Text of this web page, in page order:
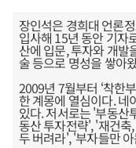
장인석은 경희대 언론
입사해 15년 동안 기자
산에 입문, 투자와 개발
술 등으로 명성을 쌓아
2009년 7월부터 ‘착한
한 계몽에 열심이다. 네
있다. 저서로는 '부동산
동산 투자전략', '재건
두 버려라', '부자들만